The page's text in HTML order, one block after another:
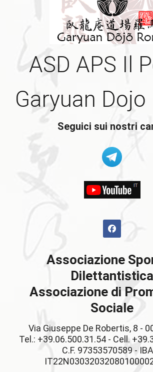
ASD APS Il
Garyuan Dojo
Seguici sui nostri
Associazione
Dilettantistica
Associazione di
Sociale
Via Giuseppe De Robertis, 8 -
Tel.: +39.06.500.31.54 - Cell.
C.F. 97353570589 -